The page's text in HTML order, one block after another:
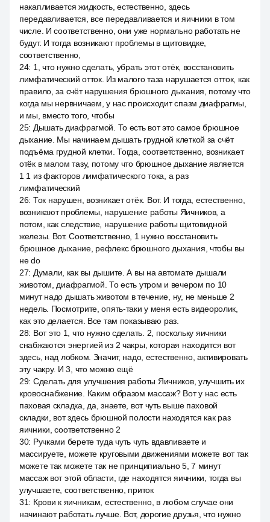
накапливается жидкость, естественно, здесь
передавливается, все передавливается и яичники в том
числе. И соответственно, они уже нормально работать не
будут. И тогда возникают проблемы в щитовидке,
соответственно,
24: 1, что нужно сделать, убрать этот отёк, восстановить
лимфатический отток. Из малого таза нарушается отток, как
правило, за счёт нарушения брюшного дыхания, потому что
когда мы нервничаем, у нас происходит спазм диафрагмы,
и мы, вместо того, чтобы
25: Дышать диафрагмой. То есть вот это самое брюшное
дыхание. Мы начинаем дышать грудной клеткой за счёт
подъёма грудной клетки. Тогда, соответственно, возникает
отёк в малом тазу, потому что брюшное дыхание является
1 1 из факторов лимфатического тока, а раз
лимфатический
26: Ток нарушен, возникает отёк. Вот. И тогда, естественно,
возникают проблемы, нарушение работы Яичников, а
потом, как следствие, нарушение работы щитовидной
железы. Вот. Соответственно, 1 нужно восстановить
брюшное дыхание, рефлекс брюшного дыхания, чтобы вы
не do
27: Думали, как вы дышите. А вы на автомате дышали
животом, диафрагмой. То есть утром и вечером по 10
минут надо дышать животом в течение, ну, не меньше 2
недель. Посмотрите, опять-таки у меня есть видеоролик,
как это делается. Все там показываю раз.
28: Вот это 1, что нужно сделать. 2, поскольку яичники
снабжаются энергией из 2 чакры, которая находится вот
здесь, над лобком. Значит, надо, естественно, активировать
эту чакру. И 3, что можно ещё
29: Сделать для улучшения работы Яичников, улучшить их
кровоснабжение. Каким образом массаж? Вот у нас есть
паховая складка, да, знаете, вот чуть выше паховой
складки, вот здесь брюшной полости находятся как раз
яичники, соответственно 2
30: Ручками берете туда чуть чуть вдавливаете и
массируете, можете круговыми движениями можете вот так
можете так можете так не принципиально 5, 7 минут
массаж вот этой области, где находятся яичники, тогда вы
улучшаете, соответственно, приток
31: Крови к яичникам, естественно, в любом случае они
начинают работать лучше. Вот, дорогие друзья, что нужно